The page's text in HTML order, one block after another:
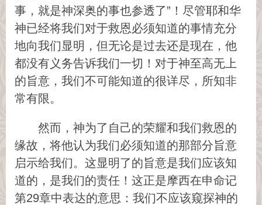
事，就是神深奥的事也参透了”！尽管耶和华
神已经将我们对于救恩必须知道的事情充分
地向我们显明，但无论是过去还是现在，他
都没有义务告诉我们一切！对于神至高无上
的旨意，我们不可能知道的很详尽，所知非
常有限。
然而，神为了自己的荣耀和我们救恩的
缘故，将他认为我们必须知道的那部分旨意
启示给我们。这显明了的旨意是我们应该知
道的，是我们的责任！这正是摩西在申命记
第29章中表达的意思：我们不应该窥探神的